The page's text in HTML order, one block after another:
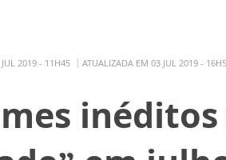
2019 - 11H45 ATUALIZADA EM 03 JUL 2019 -